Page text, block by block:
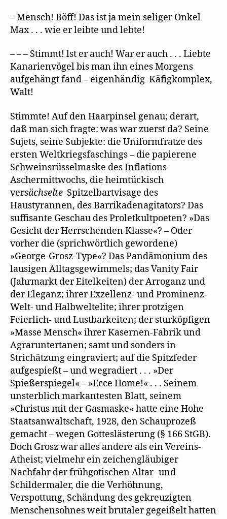
– Mensch! Böff! Das ist ja mein seliger Onkel
Max . . . wie er leibte und lebte!
– – – Stimmt! lst er auch! War er auch . . . Liebte
Kanarienvögel bis man ihn eines Morgens
aufgehängt fand – eigenhändig Käfigkomplex,
Walt!
Stimmte! Auf den Haarpinsel genau; derart,
daß man sich fragte: was war zuerst da? Seine
Sujets, seine Subjekte: die Uniformfratze des
ersten Weltkriegsfaschings – die papierene
Schweinsrüsselmaske des Inflations-
Aschermittwochs, die heimtückisch
versächselte Spitzelbartvisage des
Haustyrannen, des Barrikadenagitators? Das
suffisante Geschau des Proletkultpoeten? »Das
Gesicht der Herrschenden Klasse«? – Oder
vorher die (sprichwörtlich gewordene)
»George-Grosz-Type«? Das Pandämonium des
lausigen Alltagsgewimmels; das Vanity Fair
(Jahrmarkt der Eitelkeiten) der Arroganz und
der Eleganz; ihrer Exzellenz- und Prominenz-
Welt- und Halbweltelite; ihrer protzigen
Feierlich- und Lustbarkeiten; der sturköpfigen
»Masse Mensch« ihrer Kasernen-Fabrik und
Agraruntertanen; samt und sonders in
Strichätzung eingraviert; auf die Spitzfeder
aufgespießt – und wegradiert . . . »Der
Spießerspiegel« – »Ecce Home!« . . . Seinem
unsterblich markantesten Blatt, seinem
»Christus mit der Gasmaske« hatte eine Hohe
Staatsanwaltschaft, 1928, den Schauprozeß
gemacht – wegen Gotteslästerung (§ 166 StGB).
Doch Grosz war alles andere als ein Vereins-
Atheist; vielmehr ein zeichengläubiger
Nachfahr der frühgotischen Altar- und
Schildermaler, die die Verhöhnung,
Verspottung, Schändung des gekreuzigten
Menschensohnes weit brutaler gegeißelt hatten